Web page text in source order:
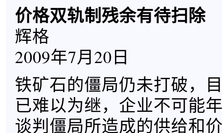
价格双轨制残余有待扫除
辉格
2009年7月20日
铁矿石的僵局仍未打破，
已难以为继，企业不可能
谈判僵局所造成的供给和